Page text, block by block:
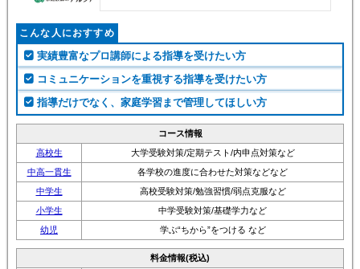
こんな人におすすめ
実績豊富なプロ講師による指導を受けたい方
コミュニケーションを重視する指導を受けたい方
指導だけでなく、家庭学習まで管理してほしい方
コース情報
高校生
大学受験対策/定期テスト/内申点対策など
中高一貫生
各学校の進度に合わせた対策などなど
中学生
高校受験対策/勉強習慣/弱点克服など
小学生
中学受験対策/基礎学力など
幼児
学ぶ“ちから”をつける など
料金情報(税込)